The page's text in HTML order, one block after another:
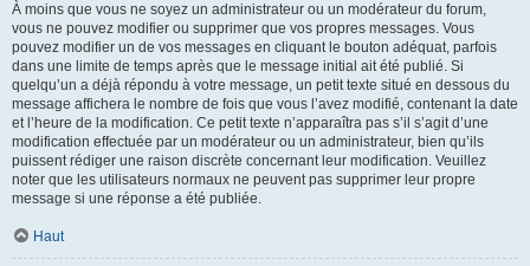
À moins que vous ne soyez un administrateur ou un modérateur du forum,
vous ne pouvez modifier ou supprimer que vos propres messages. Vous
pouvez modifier un de vos messages en cliquant le bouton adéquat, parfois
dans une limite de temps après que le message initial ait été publié. Si
quelqu’un a déjà répondu à votre message, un petit texte situé en dessous du
message affichera le nombre de fois que vous l’avez modifié, contenant la date
et l’heure de la modification. Ce petit texte n’apparaîtra pas s’il s’agit d’une
modification effectuée par un modérateur ou un administrateur, bien qu’ils
puissent rédiger une raison discrète concernant leur modification. Veuillez
noter que les utilisateurs normaux ne peuvent pas supprimer leur propre
message si une réponse a été publiée.
Haut